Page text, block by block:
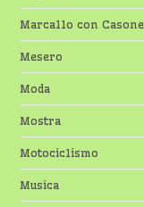
Marcallo con Casone
Mesero
Moda
Mostra
Motociclismo
Musica